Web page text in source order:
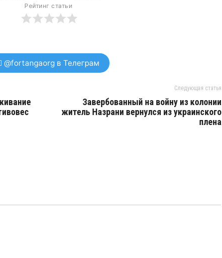
Рейтинг статьи
@fortangaorg в Телеграм
Следующая статья
Завербованный на войну из колонии
житель Назрани вернулся из украинского
плена